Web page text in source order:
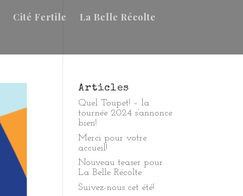
Cité Fertile
La Belle Récolte
Articles
Quel Toupet! – la
tournée 2024 s’annonce
bien!
Merci pour votre
accueil!
Nouveau teaser pour
La Belle Récolte
Suivez-nous cet été!